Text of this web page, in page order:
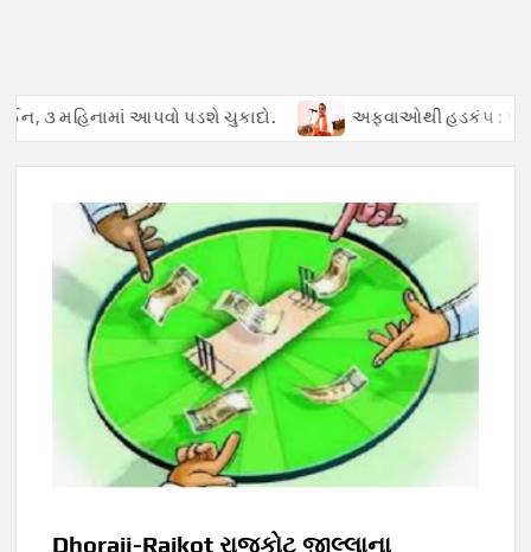
આપવો પડશે ચુકાદો. અફવાઓથી હડકંપ : પેટ્રોલ ખૂટ્યાની
Dhoraji-Rajkot રાજકોટ જીલ્લાના